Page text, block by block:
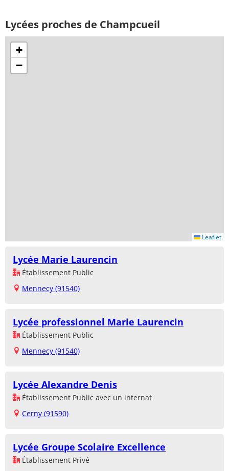
Lycées proches de Champcueil
+
−
Leaflet
Lycée Marie Laurencin
Établissement Public
Mennecy (91540)
Lycée professionnel Marie Laurencin
Établissement Public
Mennecy (91540)
Lycée Alexandre Denis
Établissement Public avec un internat
Cerny (91590)
Lycée Groupe Scolaire Excellence
Établissement Privé